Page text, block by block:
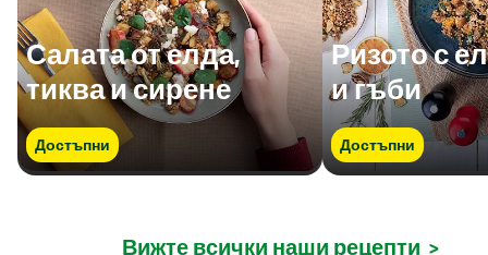
Салата от елда,
тиква и сирене
Достъпни
Ризото с
и гъби
Достъпни
Вижте всички наши рецепти >